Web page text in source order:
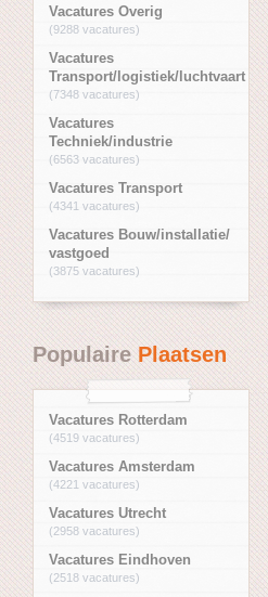
Vacatures Overig
(9288 vacatures)
Vacatures
Transport/logistiek/luchtvaart
(7348 vacatures)
Vacatures
Techniek/industrie
(6563 vacatures)
Vacatures Transport
(4341 vacatures)
Vacatures Bouw/installatie/
vastgoed
(3875 vacatures)
PopulairePlaatsen
Vacatures Rotterdam
(4519 vacatures)
Vacatures Amsterdam
(4221 vacatures)
Vacatures Utrecht
(2958 vacatures)
Vacatures Eindhoven
(2518 vacatures)